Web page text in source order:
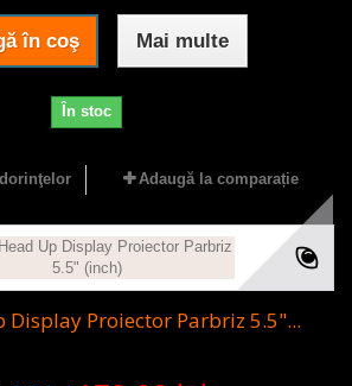
în coş Mai multe
În stoc
Adaugă la comparație
Display Proiector Parbriz 5.5"...